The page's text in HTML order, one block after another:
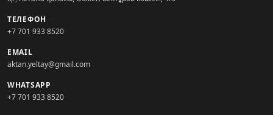
ТЕЛЕФОН
+7 701 933 8520
EMAIL
aktan.yeltay@gmail.com
WHATSAPP
+7 701 933 8520